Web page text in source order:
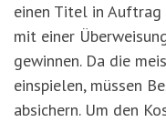
einen Titel in
mit einer
gewinnen. Da die
einspielen, müssen
absichern. Um den